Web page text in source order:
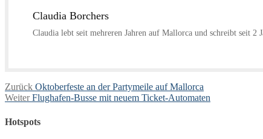
Claudia Borchers
Claudia lebt seit mehreren Jahren auf Mallorca und schreibt seit
Beitragsnavigation
Zurück Vorheriger
Beitrag:
Oktoberfeste an der Partymeile auf Mallorca
Weiter Nächster
Flughafen-Busse mit neuem Ticket-Automaten
Hotspots